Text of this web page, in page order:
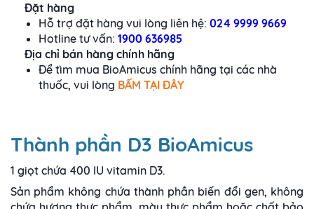
Đặt hàng
Hỗ trợ đặt hàng vui lòng liên hệ: 024 9999 9669
Hotline tư vấn: 1900 636985
Địa chỉ bán hàng chính hãng
Để tìm mua BioAmicus chính hãng tại các nhà
thuốc, vui lòng BẤM TẠI ĐÂY
Thành phần D3 BioAmicus
1 giọt chứa 400 IU vitamin D3.
Sản phẩm không chứa thành phần biến đổi gen, không